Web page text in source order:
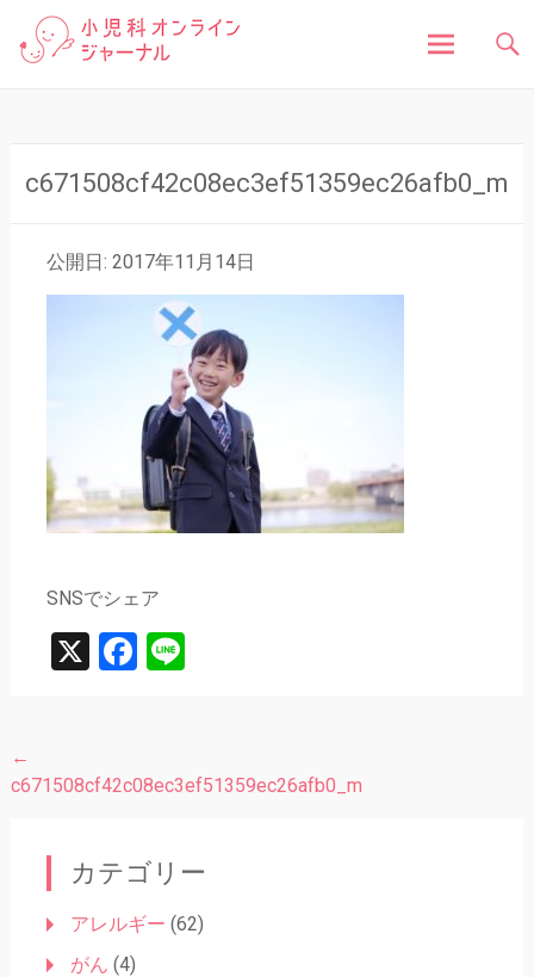
小児科オンラインジャ
状や原因、対処法はもちろん、予防接種や健診、子
どもの成長に関する豆知識まで、小児科医が分かり
ン
c671508cf42c08ec3ef51359ec26afb0_m
公開日: 2017年11月14日
SNSでシェア
X Facebook
Line
投
稿
←
c671508cf42c08ec3ef51359ec26afb0_m
カテゴリー
アレルギー (62)
がん (4)